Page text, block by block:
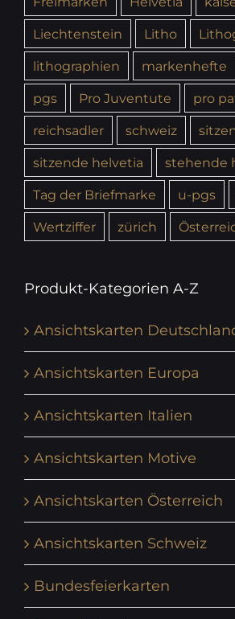
Liechtenstein
Litho
lithographien
markenhefte
pgs
Pro Juventute pro
reichsadler
schweiz
sitzende helvetia
stehende
Tag der Briefmarke
u-pgs
Wertziffer
zürich
Produkt-Kategorien A-Z
Ansichtskarten
Ansichtskarten Europa
Ansichtskarten Italien
Ansichtskarten Motive
Ansichtskarten Österreich
Ansichtskarten Schweiz
Bundesfeierkarten